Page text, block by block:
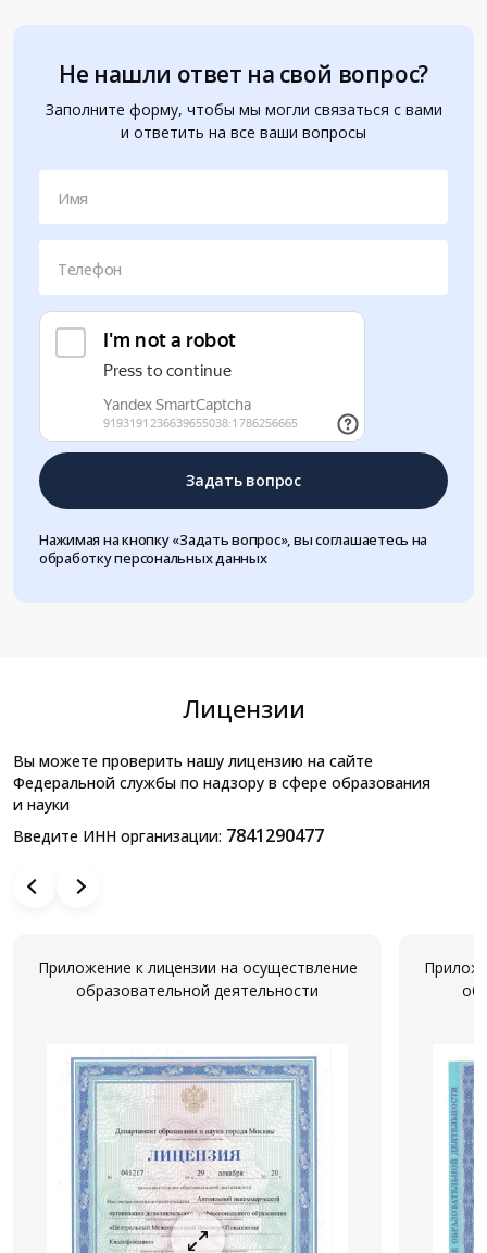
Не нашли ответ на свой вопрос?
Заполните форму, чтобы мы могли связаться с вами
и ответить на все ваши вопросы
Имя
Телефон
Задать вопрос
Нажимая на кнопку «Задать вопрос», вы соглашаетесь на
обработку персональных данных
Лицензии
Вы можете проверить нашу лицензию на сайте
Федеральной службы по надзору в сфере образования
и науки
Введите ИНН организации: 7841290477
Приложение к лицензии на осуществление
образовательной деятельности